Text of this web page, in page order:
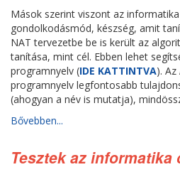
Mások szerint viszont az
gondolkodásmód, készség, amit
NAT tervezetbe be is került az
tanítása, mint cél. Ebben lehet
programnyelv (IDE KATTINTVA).
programnyelv legfontosabb
(ahogyan a név is mutatja),
Bővebben...
Tesztek az informatika